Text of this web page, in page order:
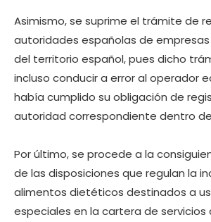
Asimismo, se suprime el trámite de
autoridades españolas de
del territorio español, pues dicho
incluso conducir a error al operador
había cumplido su obligación de
autoridad correspondiente dentro
Por último, se procede a la
de las disposiciones que regulan la
alimentos dietéticos destinados a
especiales en la cartera de servicios